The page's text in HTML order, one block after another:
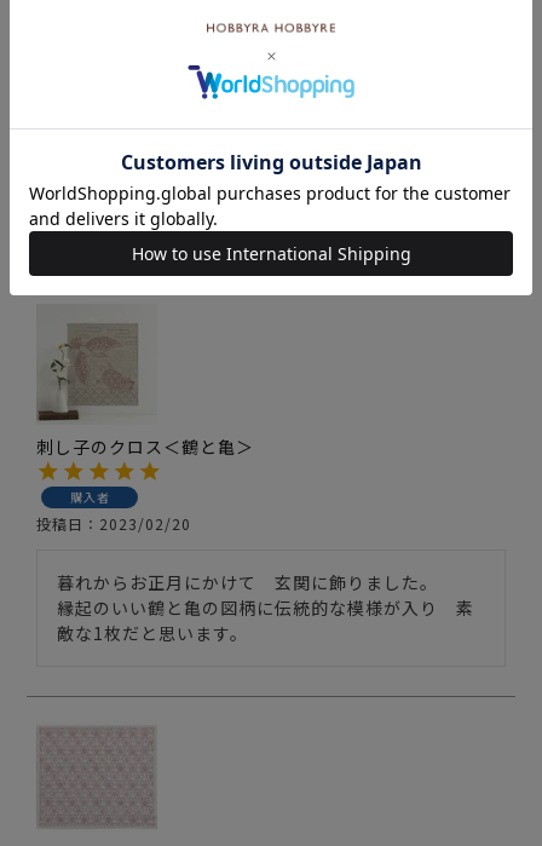
刺し子 寄せ模様＜亀甲＞2 セット
投稿日 2024/01/07
楽しみながら刺しました。時間は掛かりましたが
仕上がりに満足できるデザインです。
刺し子のクロス＜鶴と亀＞
購入者
投稿日 2023/02/20
暮れからお正月にかけて　玄関に飾りました。
縁起のいい鶴と亀の図柄に伝統的な模様が入り　素
敵な1枚だと思います。